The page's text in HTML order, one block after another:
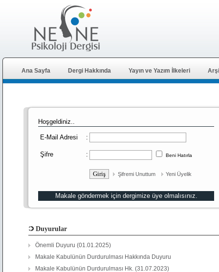
Ana Sayfa Dergi Hakkında Yayın ve Yazım İlkeleri
Hoşgeldiniz..
E-Mail Adresi :
Şifre : Beni Hatırla
Şifremi Unuttum Yeni Üyelik
Makale göndermek için dergimize üye olmalısınız.
Duyurular
Önemli Duyuru (01.01.2025)
Makale Kabulünün Durdurulması Hakkında Duyuru
Makale Kabulünün Durdurulması Hk. (31.07.2023)